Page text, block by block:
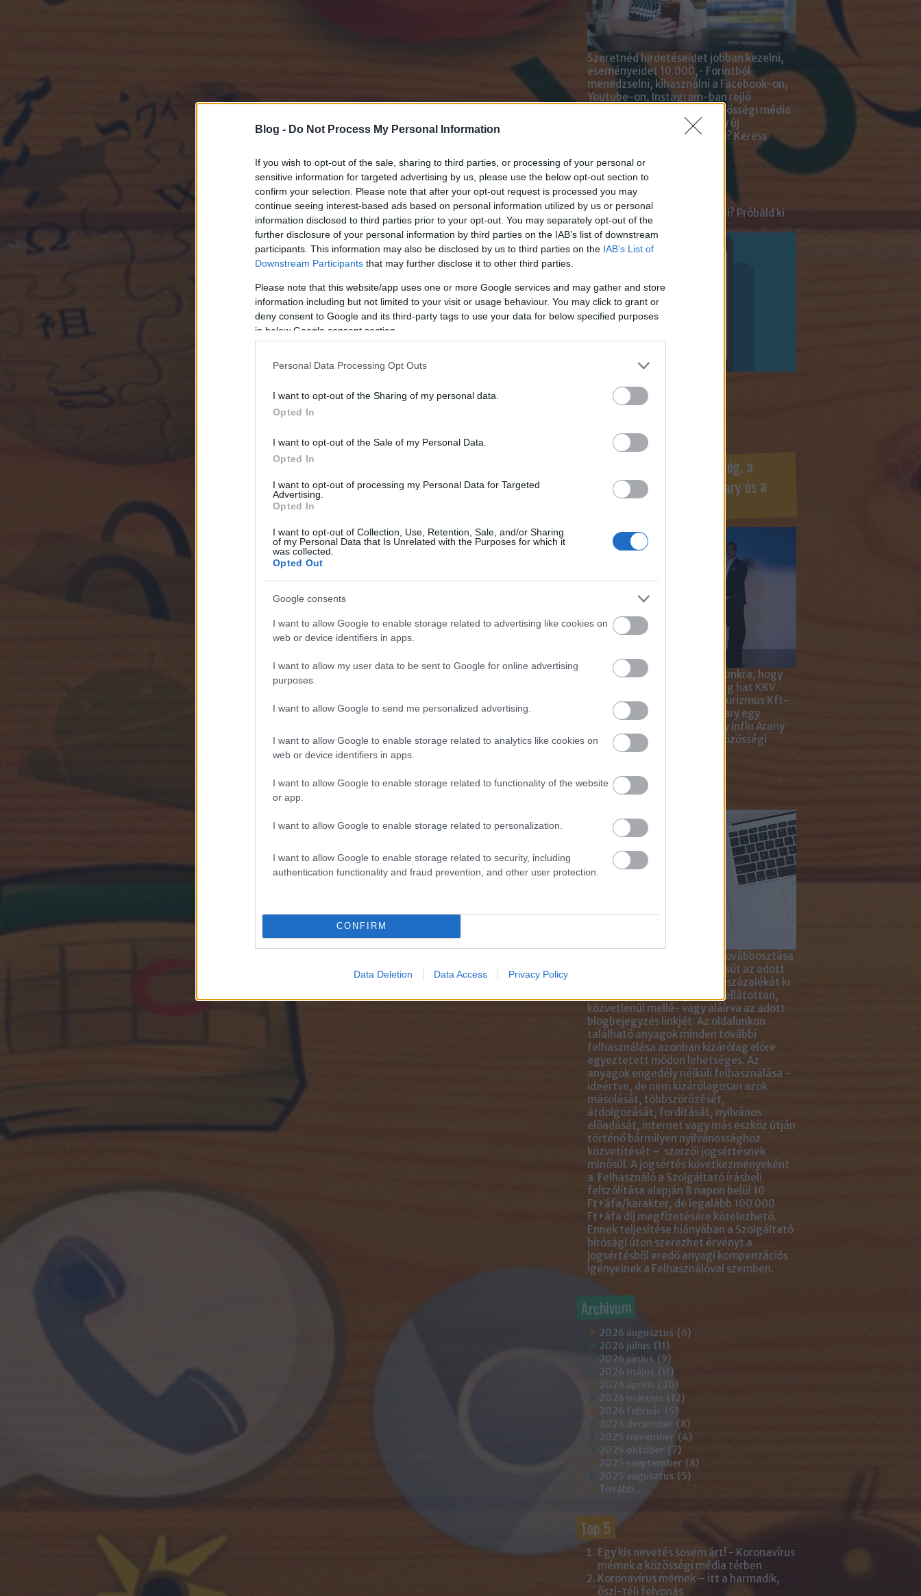
Blog - Do Not Process My Personal Information
If you wish to opt-out of the sale, sharing to third parties, or processing of your personal or
sensitive information for targeted advertising by us, please use the below opt-out section to
confirm your selection. Please note that after your opt-out request is processed you may
continue seeing interest-based ads based on personal information utilized by us or personal
information disclosed to third parties prior to your opt-out. You may separately opt-out of the
further disclosure of your personal information by third parties on the IAB’s list of downstream
participants. This information may also be disclosed by us to third parties on the IAB’s List of
Downstream Participants that may further disclose it to other third parties.
Please note that this website/app uses one or more Google services and may gather and store
information including but not limited to your visit or usage behaviour. You may click to grant or
deny consent to Google and its third-party tags to use your data for below specified purposes
in below Google consent section.
Personal Data Processing Opt Outs
I want to opt-out of the Sharing of my personal data.
Opted In
I want to opt-out of the Sale of my Personal Data.
Opted In
I want to opt-out of processing my Personal Data for Targeted
Advertising.
Opted In
I want to opt-out of Collection, Use, Retention, Sale, and/or Sharing
of my Personal Data that Is Unrelated with the Purposes for which it
was collected.
Opted Out
Google consents
I want to allow Google to enable storage related to advertising like cookies on
web or device identifiers in apps.
I want to allow my user data to be sent to Google for online advertising
purposes.
I want to allow Google to send me personalized advertising.
I want to allow Google to enable storage related to analytics like cookies on
web or device identifiers in apps.
I want to allow Google to enable storage related to functionality of the website
or app.
I want to allow Google to enable storage related to personalization.
I want to allow Google to enable storage related to security, including
authentication functionality and fraud prevention, and other user protection.
CONFIRM
Data Deletion Data Access Privacy Policy
Szeretnéd hirdetéseidet jobban kezelni,
eseményeidet 10.000,- Forintból
menedzselni, kihasználni a Facebook-on,
Youtube-on, Instagram-ban rejlő
lehetőségeket? Kiadnád közösségi média
oldalai kezelését? Netán egy új
alkalmazásra van szükséged? Keress
Chatbot
Szeretnél velünk beszélgetni? Próbáld ki
Messenger Chatbotunkat!
Facebook oldaldoboz
Magyar Marketing Szövetség, a
KREATÍV, az Internet Hungary és a
Nagy megtiszteltetés számunkra, hogy
Magyar Marketing Szövetség hat KKV
Marketing Gyémánt Díjjal, Turizmus Kft-
től 5 díjjal, az Internet Hungary egy
fődíjjal, a KREATÍV pedig egy Influ Arany
díjjal tüntette ki cégünket közösségi
média kampányaiért.
Így használd cikkeinket...
Az anyagok linkkel történő továbbosztása
természetesen lehetséges, sőt az adott
blogcikkben lévő tartalom 5 százalékát ki
is másolhatod idézőjelekkel ellátottan,
közvetlenül mellé- vagy aláírva az adott
blogbejegyzés linkjét. Az oldalunkon
található anyagok minden további
felhasználása azonban kizárólag előre
egyeztetett módon lehetséges. Az
anyagok engedély nélküli felhasználása –
ideértve, de nem kizárólagosan azok
másolását, többszörözését,
átdolgozását, fordítását, nyilvános
előadását, internet vagy más eszköz útján
történő bármilyen nyilvánossághoz
közvetítését – szerzői jogsértésnek
minősül. A jogsértés következményeként
a Felhasználó a Szolgáltató írásbeli
felszólítása alapján 8 napon belül 10
Ft+áfa/karakter, de legalább 100 000
Ft+áfa díj megfizetésére kötelezhető.
Ennek teljesítése hiányában a Szolgáltató
bírósági úton szerezhet érvényt a
jogsértésből eredő anyagi kompenzációs
igényeinek a Felhasználóval szemben.
Archívum
2026 augusztus (6)
2026 július (11)
2026 június (9)
2026 május (11 )
2026 április (20)
2026 március (12)
2026 február (5)
2025 december (8)
2025 november (4)
2025 október (7)
2025 szeptember (8)
2025 augusztus (5)
Tovább...
Top 5
Egy kis nevetés sosem árt! - Koronavírus
mémek a közösségi média térben
Koronavírus mémek – itt a harmadik,
őszi-téli felvonás